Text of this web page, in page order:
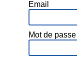
Email
Mot de passe